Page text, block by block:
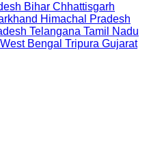
Bihar Chhattisgarh
Himachal Pradesh
Telangana Tamil Nadu
West Bengal Tripura Gujarat